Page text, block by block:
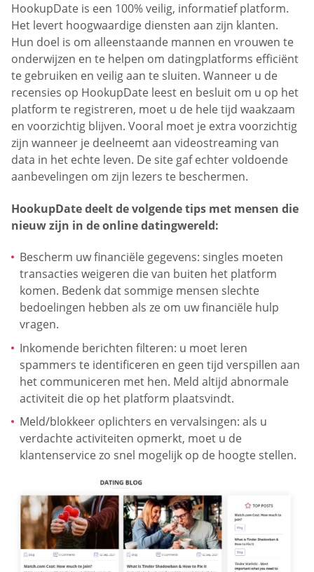
HookupDate is een 100% veilig, informatief platform.
Het levert hoogwaardige diensten aan zijn klanten.
Hun doel is om alleenstaande mannen en vrouwen te
onderwijzen en te helpen om datingplatforms efficiënt
te gebruiken en veilig aan te sluiten. Wanneer u de
recensies op HookupDate leest en besluit om u op het
platform te registreren, moet u de hele tijd waakzaam
en voorzichtig blijven. Vooral moet je extra voorzichtig
zijn wanneer je deelneemt aan videostreaming van
data in het echte leven. De site gaf echter voldoende
aanbevelingen om zijn lezers te beschermen.
HookupDate deelt de volgende tips met mensen die
nieuw zijn in de online datingwereld:
Bescherm uw financiële gegevens: singles moeten
transacties weigeren die van buiten het platform
komen. Bedenk dat sommige mensen slechte
bedoelingen hebben als ze om uw financiële hulp
vragen.
Inkomende berichten filteren: u moet leren
spammers te identificeren en geen tijd verspillen aan
het communiceren met hen. Meld altijd abnormale
activiteit die op het platform plaatsvindt.
Meld/blokkeer oplichters en vervalsingen: als u
verdachte activiteiten opmerkt, moet u de
klantenservice zo snel mogelijk op de hoogte stellen.